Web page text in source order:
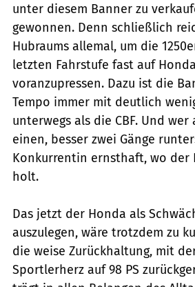
unter diesem Banner zu
gewonnen. Denn schließlich
Hubraums allemal, um die
letzten Fahrstufe fast auf
voranzupressen. Dazu ist die
Tempo immer mit deutlich
unterwegs als die CBF. Und wer
einen, besser zwei Gänge
Konkurrentin ernsthaft, wo der
holt.
Das jetzt der Honda als
auszulegen, wäre trotzdem zu
die weise Zurückhaltung, mit
Sportlerherz auf 98 PS